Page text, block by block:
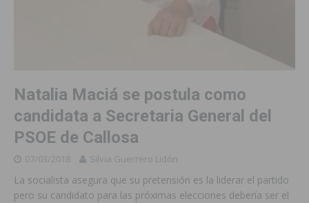
Natalia Maciá se postula como
candidata a Secretaria General del
PSOE de Callosa
07/03/2018 Silvia Guerrero Lidón
La socialista asegura que su pretensión es la liderar el partido
pero su candidato para las próximas elecciones debería ser el